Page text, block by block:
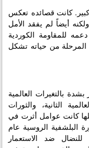
كانت قصائده تعكس
أيضاً لم يفقد الأمل
للمقاومة الكوردية
من حياته تشكل
بالتغيرات العالمية
الثانية، والثورات
كانت عوامل أثرت في
البلشفية الروسية عام
للنضال ضد الاستعمار